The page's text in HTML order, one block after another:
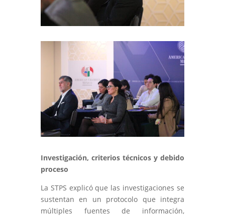
Investigación, criterios técnicos y debido
proceso
La STPS explicó que las investigaciones se
sustentan en un protocolo que integra
múltiples fuentes de información,